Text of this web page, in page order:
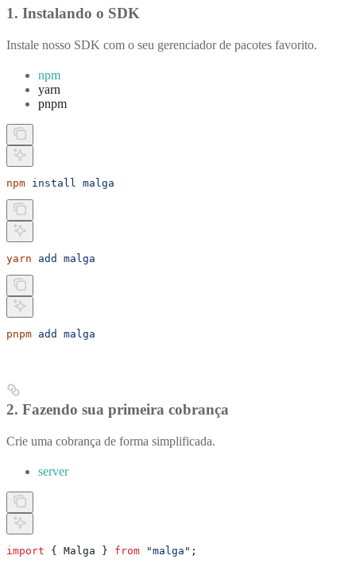
1. Instalando o SDK
Instale nosso SDK com o seu gerenciador de pacotes favorito.
npm
yarn
pnpm
npm install malga
yarn add malga
pnpm add malga
2. Fazendo sua primeira cobrança
Crie uma cobrança de forma simplificada.
server
import { Malga } from "malga" ;